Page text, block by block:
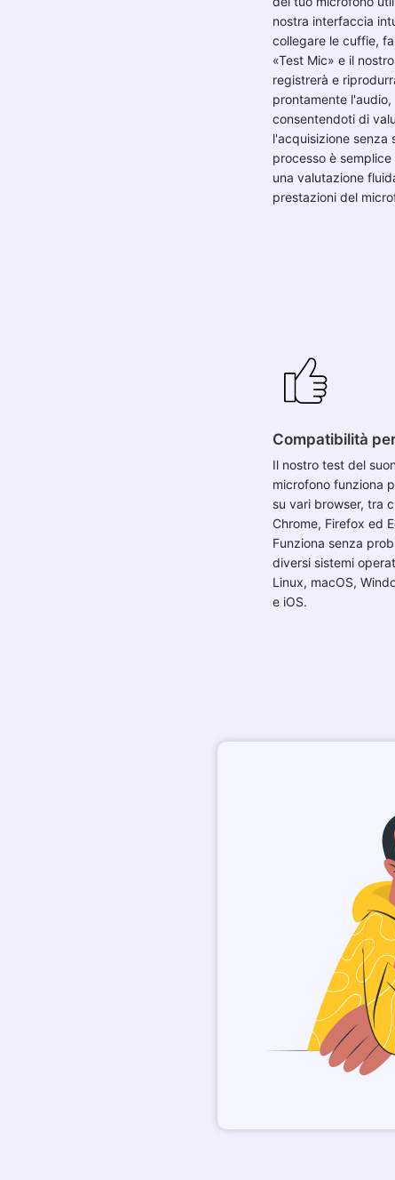
nostra interfaccia
collegare le cuffie,
«Test Mic» e il
registrerà e
prontamente l'audio,
consentendoti di
l'acquisizione senza
processo è
una valutazione
prestazioni del
Compatibilità
Il nostro test del
microfono funziona
su vari browser, tra
Chrome, Firefox ed
Funziona senza
diversi sistemi
Linux, macOS,
e iOS.